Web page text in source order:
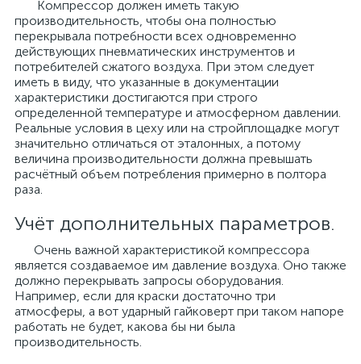
Компрессор должен иметь такую
производительность, чтобы она полностью
перекрывала потребности всех одновременно
действующих пневматических инструментов и
потребителей сжатого воздуха. При этом следует
иметь в виду, что указанные в документации
характеристики достигаются при строго
определенной температуре и атмосферном давлении.
Реальные условия в цеху или на стройплощадке могут
значительно отличаться от эталонных, а потому
величина производительности должна превышать
расчётный объем потребления примерно в полтора
раза.
Учёт дополнительных параметров.
Очень важной характеристикой компрессора
является создаваемое им давление воздуха. Оно также
должно перекрывать запросы оборудования.
Например, если для краски достаточно три
атмосферы, а вот ударный гайковерт при таком напоре
работать не будет, какова бы ни была
производительность.